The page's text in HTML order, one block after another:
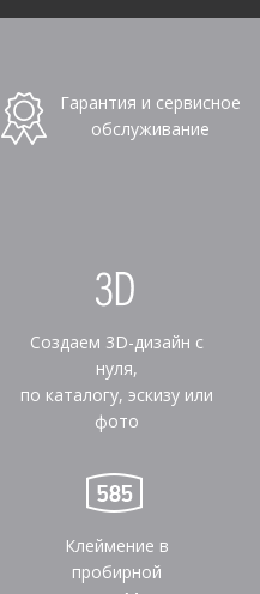
Гарантия и сервисное
обслуживание
Создаем 3D-дизайн с
нуля,
по каталогу, эскизу или
фото
Клеймение в
пробирной